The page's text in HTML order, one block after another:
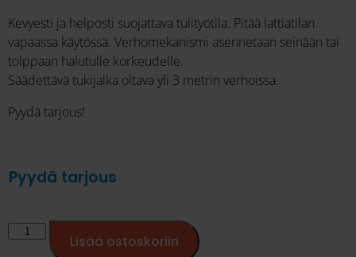
Kevyesti ja helposti suojattava tulityötila. Pitää lattiatilan
vapaassa käytössä. Verhomekanismi asennetaan seinään tai
tolppaan halutulle korkeudelle.
Säädettävä tukijalka oltava yli 3 metrin verhoissa.
Pyydä tarjous!
Pyydä tarjous
Lisää ostoskoriin